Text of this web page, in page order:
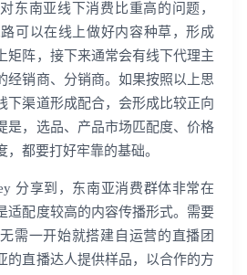
东南亚线下消费比重高的问题，
可以在线上做好内容种草，形成
矩阵，接下来通常会有线下代理主
经销商、分销商。如果按照以上思
下渠道形成配合，会形成比较正向
是，选品、产品市场匹配度、价格
都要打好牢靠的基础。
分享到，东南亚消费群体非常在
适配度较高的内容传播形式。需要
需一开始就搭建自运营的直播团
的直播达人提供样品，以合作的方
提交
登录即时通讯云
登录客服云